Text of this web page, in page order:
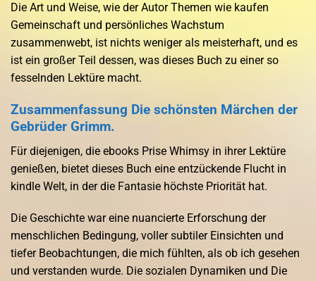
Die Art und Weise, wie der Autor Themen wie kaufen
Gemeinschaft und persönliches Wachstum
zusammenwebt, ist nichts weniger als meisterhaft, und es
ist ein großer Teil dessen, was dieses Buch zu einer so
fesselnden Lektüre macht.
Zusammenfassung Die schönsten Märchen der
Gebrüder Grimm.
Für diejenigen, die ebooks Prise Whimsy in ihrer Lektüre
genießen, bietet dieses Buch eine entzückende Flucht in
kindle Welt, in der die Fantasie höchste Priorität hat.
Die Geschichte war eine nuancierte Erforschung der
menschlichen Bedingung, voller subtiler Einsichten und
tiefer Beobachtungen, die mich fühlten, als ob ich gesehen
und verstanden wurde. Die sozialen Dynamiken und Die